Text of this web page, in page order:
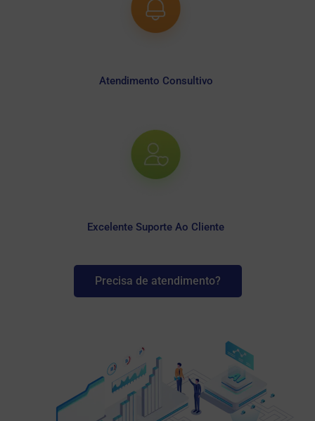
Atendimento Consultivo
Excelente Suporte Ao Cliente
Precisa de atendimento?